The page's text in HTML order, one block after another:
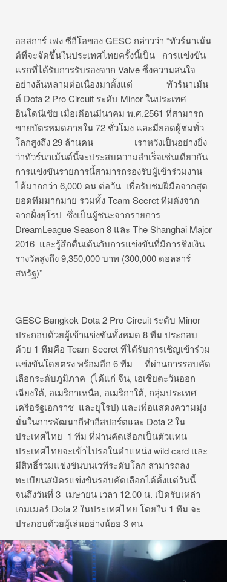
ออสการ์ เฟง ซีอีโอของ GESC กล่าวว่า “ทัวร์นาเม้น
ต์ที่จะจัดขึ้นในประเทศไทยครั้งนี้เป็น การแข่งขัน
แรกที่ได้รับการรับรองจาก Valve ซึ่งความสนใจ
อย่างล้นหลามต่อเนื่องมาตั้งแต่ ทัวร์นาเม้น
ต์ Dota 2 Pro Circuit ระดับ Minor ในประเทศ
อินโดนีเซีย เมื่อเดือนมีนาคม พ.ศ.2561 ที่สามารถ
ขายบัตรหมดภายใน 72 ชั่วโมง และมียอดผู้ชมทั่ว
โลกสูงถึง 29 ล้านคน เราหวังเป็นอย่างยิ่ง
ว่าทัวร์นาเม้นต์นี้จะประสบความสำเร็จเช่นเดียวกัน
การแข่งขันรายการนี้สามารถรองรับผู้เข้าร่วมงาน
ได้มากกว่า 6,000 คน ต่อวัน เพื่อรับชมฝีมือจากสุด
ยอดทีมมากมาย รวมทั้ง Team Secret ทีมดังจาก
จากฝั่งยุโรป ซึ่งเป็นผู้ชนะจากรายการ
DreamLeague Season 8 และ The Shanghai Major
2016 และรู้สึกตื่นเต้นกับการแข่งขันที่มีการชิงเงิน
รางวัลสูงถึง 9,350,000 บาท (300,000 ดอลลาร์
สหรัฐ)”
GESC Bangkok Dota 2 Pro Circuit ระดับ Minor
ประกอบด้วยผู้เข้าแข่งขันทั้งหมด 8 ทีม ประกอบ
ด้วย 1 ทีมคือ Team Secret ที่ได้รับการเชิญเข้าร่วม
แข่งขันโดยตรง พร้อมอีก 6 ทีม ที่ผ่านการรอบคัด
เลือกระดับภูมิภาค (ได้แก่ จีน, เอเชียตะวันออก
เฉียงใต้, อเมริกาเหนือ, อเมริกาใต้, กลุ่มประเทศ
เครือรัฐเอกราช และยุโรป) และเพื่อแสดงความมุ่ง
มั่นในการพัฒนากีฬาอีสปอร์ตและ Dota 2 ใน
ประเทศไทย 1 ทีม ที่ผ่านคัดเลือกเป็นตัวแทน
ประเทศไทยจะเข้าไปรอในตำแหน่ง wild card และ
มีสิทธิ์ร่วมแข่งขันบนเวทีระดับโลก สามารถลง
ทะเบียนสมัครแข่งขันรอบคัดเลือกได้ตั้งแต่วันนี้
จนถึงวันที่ 3 เมษายน เวลา 12.00 น. เปิดรับเหล่า
เกมเมอร์ Dota 2 ในประเทศไทย โดยใน 1 ทีม จะ
ประกอบด้วยผู้เล่นอย่างน้อย 3 คน